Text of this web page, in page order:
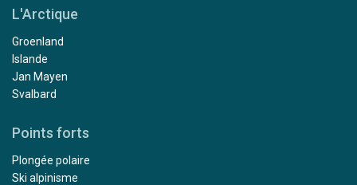
L'Arctique
Groenland
Islande
Jan Mayen
Svalbard
Points forts
Plongée polaire
Ski alpinisme